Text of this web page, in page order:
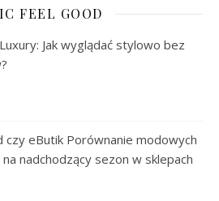
FEEL GOOD
Jak wyglądać stylowo bez
czy eButik Porównanie modowych
nadchodzący sezon w sklepach